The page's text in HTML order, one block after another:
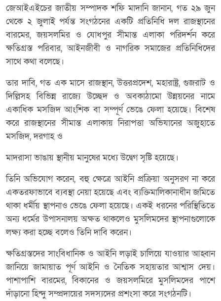
জেআইএইচের জাতীয় সম্পাদক শফি মাদানি জানান, গত ২৯ জুন
থেকে ২ জুলাই পর্যন্ত সংগঠনের একটি প্রতিনিধি দল রাজস্থানের
বারমের, জয়সলমির ও যোধপুর সীমান্ত এলাকা পরিদর্শন করে
ক্ষতিগ্রস্ত পরিবার, আইনজীবী ও নাগরিক সমাজের প্রতিনিধিদের
সাথে কথা বলেছে।
তার দাবি, গত এক মাসে রাজস্থান, উত্তরপ্রদেশ, মহারাষ্ট্র, গুজরাট ও
দিল্লিসহ বিভিন্ন রাজ্যে উচ্ছেদ ও অবকাঠামো উন্নয়নের নামে
একাধিক মসজিদ আংশিক বা সম্পূর্ণ ভেঙে ফেলা হয়েছে। বিশেষ
করে রাজস্থানের সীমান্ত এলাকায় নিরাপত্তা অভিযানের অজুহাতে
মসজিদ, দরগাহ ও
মাদরাসা ভাঙায় স্থানীয় মানুষের মধ্যে উদ্বেগ সৃষ্টি হয়েছে।
তিনি অভিযোগ করেন, বহু ক্ষেত্রে আইনি প্রক্রিয়া অনুসরণ না করে
একতরফাভাবে ব্যবস্থা নেয়া হয়েছে এবং ব্যক্তিমালিকানাধীন জমিতে
থাকা ধর্মীয় স্থাপনাও ভেঙে ফেলা হয়েছে। একই ধরনের পরিস্থিতিতে
অন্য ধর্মের উপাসনালয় অক্ষত থাকলেও মুসলিমদের স্থাপনাগুলোকে
লক্ষ্য করা হচ্ছে বলেও তিনি দাবি করেন।
ক্ষতিগ্রস্তদের সাংবিধানিক ও আইনি লড়াই চালিয়ে যাওয়ার আহ্বান
জানিয়ে জামায়াত পূর্ণ আইনি ও নৈতিক সহায়তার আশ্বাস দেয়।
পাশাপাশি বারমের, বিকানের ও জয়সলমিরে মুসলিমদের পাশে
দাঁড়ানো হিন্দু সম্প্রদায়ের সদস্যদের প্রশংসা করে সংগঠনটি।